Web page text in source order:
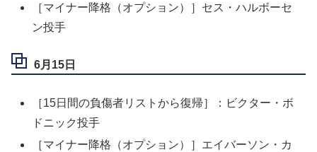
［マイナー降格（オプション）］セス・ハルボーセ
ン投手
6月15日
［15日間の負傷者リストから復帰］：ビクター・ボ
ドニック投手
［マイナー降格（オプション）］エイバーソン・カ